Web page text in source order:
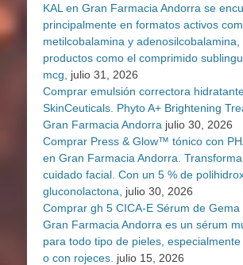
KAL en Gran Farmacia Andorra se
principalmente en formatos activos
metilcobalamina y
productos como el comprimido
mcg,
julio 31, 2026
Comprar emulsión correctora
SkinCeuticals. Phyto A+ Brightening
Gran Farmacia Andorra julio 30, 2026
Comprar Press & Glow™ tónico con
en Gran Farmacia Andorra.
cuidado facial. Con un 5 % de
gluconolactona,
julio 30, 2026
Comprar gh 5 CICA-E Sérum de
Gran Farmacia Andorra es un sérum
para todo tipo de pieles,
o con rojeces. julio 15, 2026